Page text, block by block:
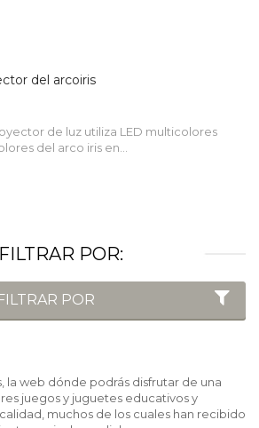
del arcoiris
de luz utiliza LED multicolores
del arco iris en...
FILTRAR POR:
POR
la web dónde podrás disfrutar de una
juegos y juguetes educativos y
muchos de los cuales han recibido